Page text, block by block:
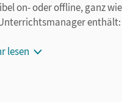
on- oder offline, ganz
enthält:
E-Book
lesen